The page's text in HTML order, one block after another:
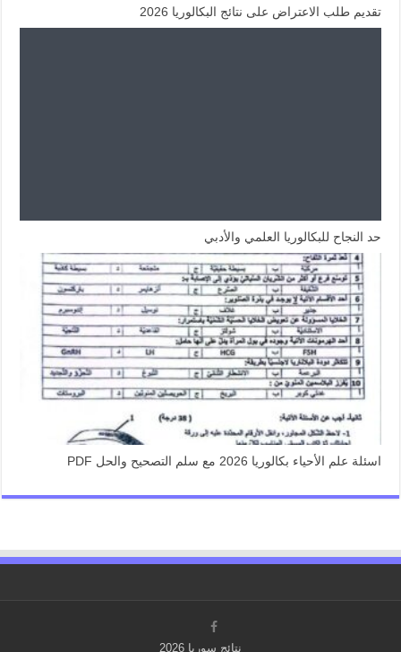
تقديم طلب الاعتراض على نتائج البكالوريا 2026
حد النجاح للبكالوريا العلمي والأدبي
اسئلة علم الأحياء بكالوريا 2026 مع سلم التصحيح والحل PDF
نتائج سوريا 2026